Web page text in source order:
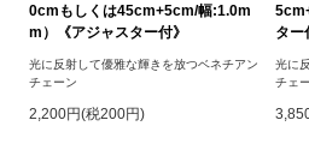
0cmもしくは45cm+5cm/幅:1.0m
m）《アジャスター付》
光に反射して優雅な輝きを放つベネチアン
チェーン
2,200円(税200円)
ター
光に
チェ